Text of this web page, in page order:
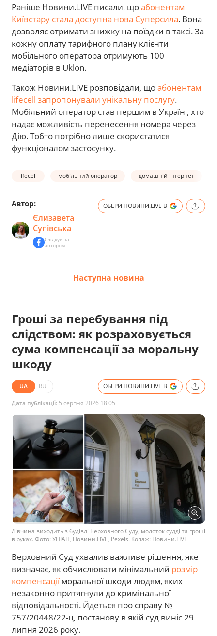
Раніше Новини.LIVE писали, щоабонентам
Київстару стала доступна нова Суперсила. Вона
дозволяє отримати знижку на поїздки в таксі. За
кожну оплату тарифного плану клієнти
мобільного оператора отримують 100
медіаторів в Uklon.
Також Новини.LIVE розповідали, щоабонентам
lifecell запропонували унікальну послугу.
Мобільний оператор став першим в Україні, хто
надає можливість перенесення номера через
Дію. Тобто потрібно лише скористатися
функціоналом застосунку.
lifecell мобільний оператор домашній інтернет
Автор:
Єлизавета
Супівська
Слідкуй за
автором
ОБЕРИ НОВИНИ.LIVE В
Наступна новина
Гроші за перебування під
слідством: як розраховується
сума компенсації за моральну
шкоду
UA RU ОБЕРИ НОВИНИ.LIVE В
Дата публікації: 5 серпня 2026 18:05
Дівчина виходить з будівлі Верховного Суду, молоток судді та гроші
в руках. Фото: УНІАН, Новини.LIVE, Pexels. Колаж: Новини.LIVE
Верховний Суд ухвалив важливе рішення, яке
визначає, як обчислювати мінімальний розмір
компенсаціїморальної шкоди людям, яких
незаконно притягнули до кримінальної
відповідальності. Йдеться про справу №
757/20448/22-ц, постанову в якій суд виніс 29
липня 2026 року.